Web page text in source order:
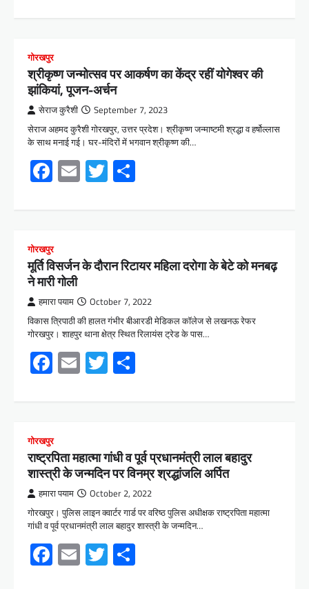
गोरखपुर
श्रीकृष्ण जन्मोत्सव पर आकर्षण का केंद्र रहीं योगेश्वर की
झांकियां, पूजन-अर्चन
सेराज कुरैशी September 7, 2023
सेराज अहमद कुरैशी गोरखपुर, उत्तर प्रदेश। श्रीकृष्ण जन्माष्टमी श्रद्धा व हर्षोल्लास
के साथ मनाई गई। घर-मंदिरों में भगवान श्रीकृष्ण की…
Facebook
EmailTwitter
गोरखपुर
मूर्ति विसर्जन के दौरान रिटायर महिला दरोगा के बेटे को मनबढ़
ने मारी गोली
हमारा पयाम October 7, 2022
विकास त्रिपाठी की हालत गंभीर बीआरडी मेडिकल कॉलेज से लखनऊ रेफर
गोरखपुर। शाहपुर थाना क्षेत्र स्थित रिलायंस ट्रेड के पास…
Facebook
EmailTwitter
गोरखपुर
राष्ट्रपिता महात्मा गांधी व पूर्व प्रधानमंत्री लाल बहादुर
शास्त्री के जन्मदिन पर विनम्र श्रद्धांजलि अर्पित
हमारा पयाम October 2, 2022
गोरखपुर। पुलिस लाइन क्वार्टर गार्ड पर वरिष्ठ पुलिस अधीक्षक राष्ट्रपिता महात्मा
गांधी व पूर्व प्रधानमंत्री लाल बहादुर शास्त्री के जन्मदिन…
Facebook
EmailTwitter